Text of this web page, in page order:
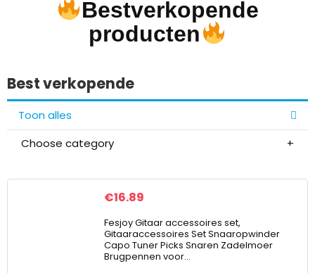
Bestverkopende
producten
Best verkopende
Toon alles
Choose category
€16.89
Fesjoy Gitaar accessoires set,
Gitaaraccessoires Set Snaaropwinder
Capo Tuner Picks Snaren Zadelmoer
Brugpennen voor…